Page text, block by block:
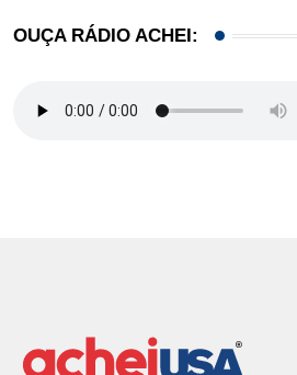
OUÇA RÁDIO ACHEI: